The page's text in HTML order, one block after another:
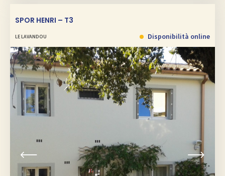
SPOR HENRI – T3
LE LAVANDOU Disponibilità online